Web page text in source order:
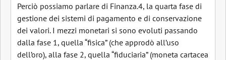
Perciò possiamo parlare di Finanza.4, la quarta fase di
gestione dei sistemi di pagamento e di conservazione
dei valori. I mezzi monetari si sono evoluti passando
dalla fase 1, quella “fisica” (che approdò all’uso
dell’oro), alla fase 2, quella “fiduciaria” (moneta cartacea